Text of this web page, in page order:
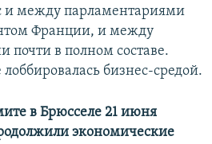
между парламентариями
Франции, и между
почти в полном составе.
бизнес-средой.
в Брюсселе 21 июня
экономические